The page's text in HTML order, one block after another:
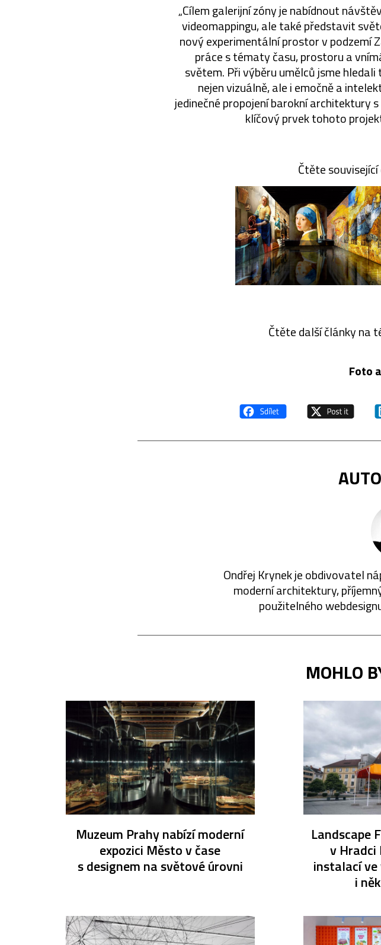
„Cílem galerijní zóny je nabídnout
videomappingu, ale také představit
nový experimentální prostor v podzemí
práce s tématy času, prostoru a
světem. Při výběru umělců jsme
nejen vizuálně, ale i emočně a
jedinečné propojení barokní architektury
klíčový prvek tohoto
Čtěte
Čtěte další články na
Foto
Ondřej Krynek je obdivovatel
moderní architektury,
použitelného
MOHLO
Muzeum Prahy nabízí moderní
expozici Město v čase
s designem na světové úrovni
Landscape
v
instalací
i